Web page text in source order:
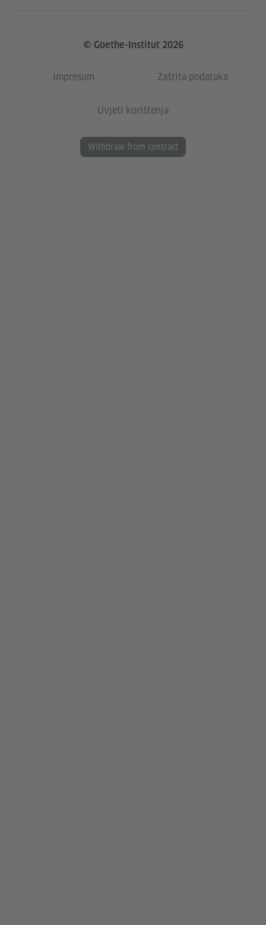
© Goethe-Institut 2026
Impresum Zaštita podataka
Uvjeti korištenja
Withdraw from contract